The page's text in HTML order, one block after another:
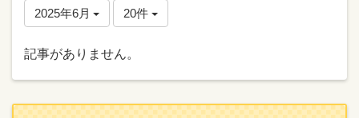
2025年6月 20件
記事がありません。